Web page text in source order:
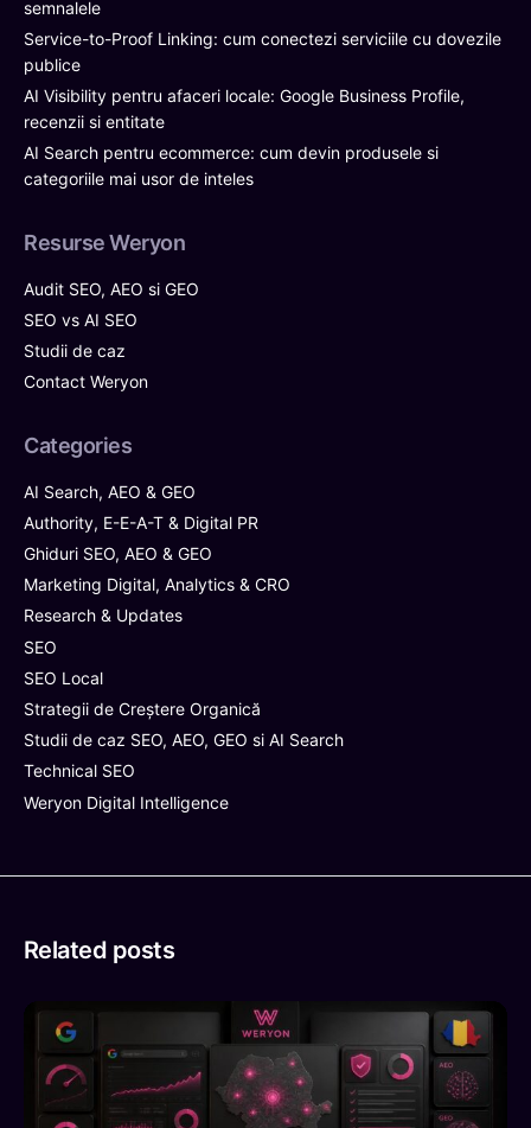
semnalele
Service-to-Proof Linking: cum conectezi serviciile cu dovezile
publice
AI Visibility pentru afaceri locale: Google Business Profile,
recenzii si entitate
AI Search pentru ecommerce: cum devin produsele si
categoriile mai usor de inteles
Resurse Weryon
Audit SEO, AEO si GEO
SEO vs AI SEO
Studii de caz
Contact Weryon
Categories
AI Search, AEO & GEO
Authority, E-E-A-T & Digital PR
Ghiduri SEO, AEO & GEO
Marketing Digital, Analytics & CRO
Research & Updates
SEO
SEO Local
Strategii de Creștere Organică
Studii de caz SEO, AEO, GEO si AI Search
Technical SEO
Weryon Digital Intelligence
Related posts